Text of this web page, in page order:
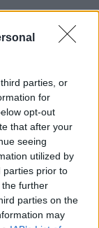
parties, or
for
opt-out
that after your
seeing
utilized by
parties prior to
further
parties on the
may
via E-